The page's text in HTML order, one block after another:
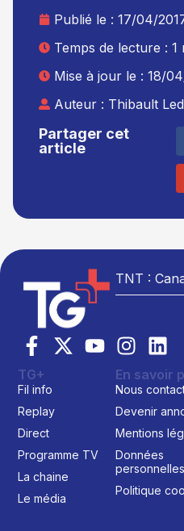
Partager cet
article
Publié le : 17/04/
Temps de lecture : 1
Mise à jour le : 18/
Auteur : Thibault
TNT :
TG+
Fil info
Replay
Direct
Programme TV
La chaine
Le média
En savoir
Nous
Devenir
Mentions
Données
personnelles
Politique